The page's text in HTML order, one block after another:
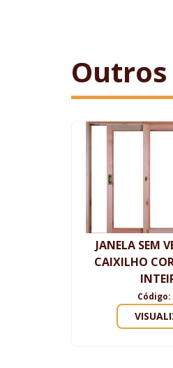
JANELA SEM
CAIXILHO
Código: